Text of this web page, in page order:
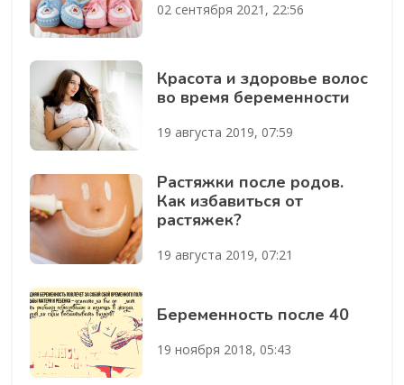
02 сентября 2021, 22:56
Красота и здоровье волос
во время беременности
19 августа 2019, 07:59
Растяжки после родов.
Как избавиться от
растяжек?
19 августа 2019, 07:21
Беременность после 40
19 ноября 2018, 05:43